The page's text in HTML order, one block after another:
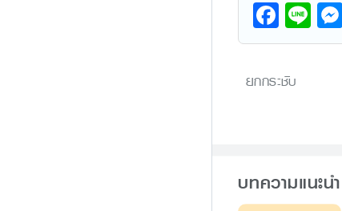
F
a
e
k
Li
n
ยกกระชับ
บทความแนะนำ